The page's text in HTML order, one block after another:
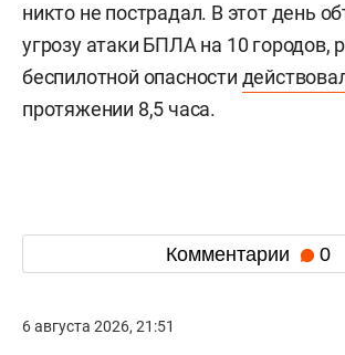
никто не пострадал. В этот день
угрозу атаки БПЛА на 10 городов,
беспилотной опасности
протяжении 8,5 часа.
Комментарии 0
6 августа 2026, 21:51